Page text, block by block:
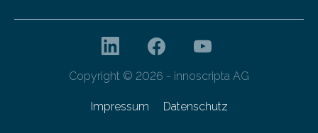
Copyright © 2026 - innoscripta AG
Impressum Datenschutz